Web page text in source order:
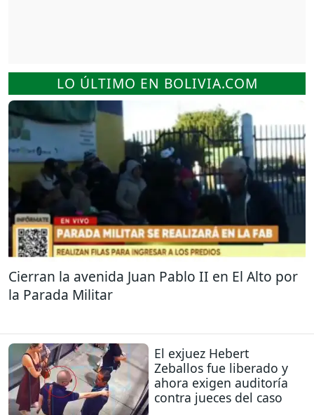
LO ÚLTIMO EN BOLIVIA.COM
Cierran la avenida Juan Pablo II en El Alto por
la Parada Militar
El exjuez Hebert
Zeballos fue liberado y
ahora exigen auditoría
contra jueces del caso